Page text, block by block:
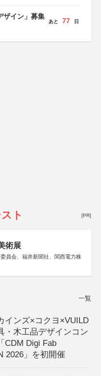
ザイン」募集
あと 77 日
ト [PR]
術展
員会、福井新聞社、関西電力株
一覧
インズ×コクヨ×VUILD
・木工品デザインコン
CDM Digi Fab
2026」を初開催